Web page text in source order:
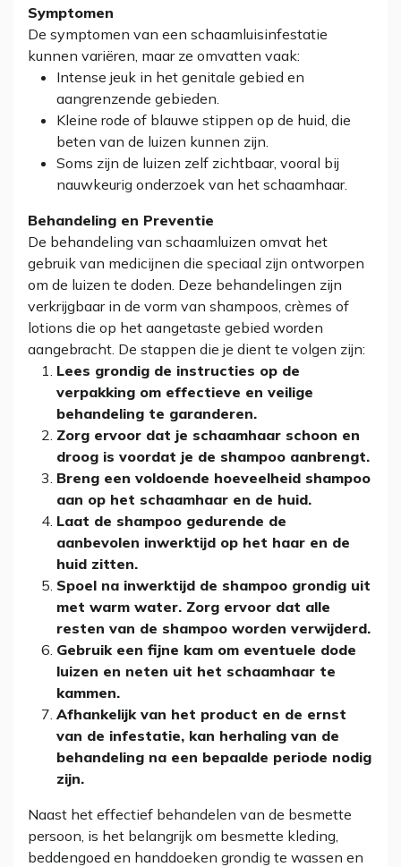
Symptomen
De symptomen van een schaamluisinfestatie
kunnen variëren, maar ze omvatten vaak:
Intense jeuk in het genitale gebied en
aangrenzende gebieden.
Kleine rode of blauwe stippen op de huid, die
beten van de luizen kunnen zijn.
Soms zijn de luizen zelf zichtbaar, vooral bij
nauwkeurig onderzoek van het schaamhaar.
Behandeling en Preventie
De behandeling van schaamluizen omvat het
gebruik van medicijnen die speciaal zijn ontworpen
om de luizen te doden. Deze behandelingen zijn
verkrijgbaar in de vorm van shampoos, crèmes of
lotions die op het aangetaste gebied worden
aangebracht. De stappen die je dient te volgen zijn:
Lees grondig de instructies op de
verpakking om effectieve en veilige
behandeling te garanderen.
Zorg ervoor dat je schaamhaar schoon en
droog is voordat je de shampoo aanbrengt.
Breng een voldoende hoeveelheid shampoo
aan op het schaamhaar en de huid.
Laat de shampoo gedurende de
aanbevolen inwerktijd op het haar en de
huid zitten.
Spoel na inwerktijd de shampoo grondig uit
met warm water. Zorg ervoor dat alle
resten van de shampoo worden verwijderd.
Gebruik een fijne kam om eventuele dode
luizen en neten uit het schaamhaar te
kammen.
Afhankelijk van het product en de ernst
van de infestatie, kan herhaling van de
behandeling na een bepaalde periode nodig
zijn.
Naast het effectief behandelen van de besmette
persoon, is het belangrijk om besmette kleding,
beddengoed en handdoeken grondig te wassen en